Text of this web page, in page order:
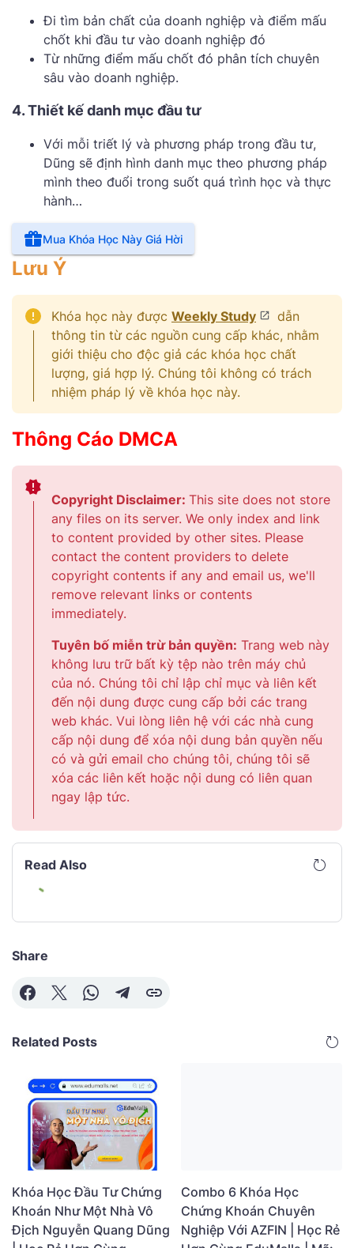
Đi tìm bản chất của doanh nghiệp và điểm mấu
chốt khi đầu tư vào doanh nghiệp đó
Từ những điểm mấu chốt đó phân tích chuyên
sâu vào doanh nghiệp.
4. Thiết kế danh mục đầu tư
Với mỗi triết lý và phương pháp trong đầu tư,
Dũng sẽ định hình danh mục theo phương pháp
mình theo đuổi trong suốt quá trình học và thực
hành…
Mua Khóa Học Này Giá Hời
Lưu Ý
Khóa học này được Weekly Study
dẫn
thông tin từ các nguồn cung cấp khác, nhằm
giới thiệu cho độc giả các khóa học chất
lượng, giá hợp lý. Chúng tôi không có trách
nhiệm pháp lý về khóa học này.
Thông Cáo DMCA
Copyright Disclaimer: This site does not store
any files on its server. We only index and link
to content provided by other sites. Please
contact the content providers to delete
copyright contents if any and email us, we'll
remove relevant links or contents
immediately.
Tuyên bố miễn trừ bản quyền: Trang web này
không lưu trữ bất kỳ tệp nào trên máy chủ
của nó. Chúng tôi chỉ lập chỉ mục và liên kết
đến nội dung được cung cấp bởi các trang
web khác. Vui lòng liên hệ với các nhà cung
cấp nội dung để xóa nội dung bản quyền nếu
có và gửi email cho chúng tôi, chúng tôi sẽ
xóa các liên kết hoặc nội dung có liên quan
ngay lập tức.
Read Also
Share
Related Posts
Khóa Học Đầu Tư Chứng
Khoán Như Một Nhà Vô
Địch Nguyễn Quang Dũng
Combo 6 Khóa Học
Chứng Khoán Chuyên
Nghiệp Với AZFIN | Học Rẻ